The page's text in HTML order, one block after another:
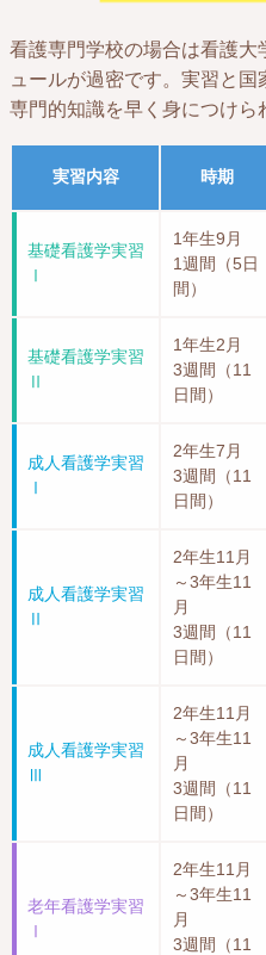
看護専門学校の場合は看護
ュールが過密です。実習と国
専門的知識を早く身につけら
実習内容 時期
基礎看護学実習
Ⅰ
1年生9月
1週間（5日
間）
基礎看護学実習
Ⅱ
1年生2月
3週間（11
日間）
成人看護学実習
Ⅰ
2年生7月
3週間（11
日間）
成人看護学実習
Ⅱ
2年生11月
～3年生11
月
3週間（11
日間）
成人看護学実習
Ⅲ
2年生11月
～3年生11
月
3週間（11
日間）
老年看護学実習
Ⅰ
2年生11月
～3年生11
月
3週間（11